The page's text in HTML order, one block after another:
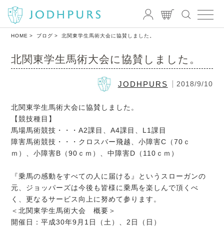
HOME ブログ 北関東学生馬術大会に協賛しました。
北関東学生馬術大会に協賛しました。
JODHPURS 2018/9/10
北関東学生馬術大会に協賛しました。
【競技種目】
馬場馬術競技・・・A2課目、A4課目、L1課目
障害馬術競技・・・クロスバー飛越、小障害C（70ｃ
ｍ）、小障害B（90ｃｍ）、中障害D（110ｃｍ）
『乗馬の感動をすべての人に届ける』というスローガンの
元、ジョッパーズは今後も皆様に乗馬を楽しんで頂くべ
く、更なるサービス向上に努めて参ります。
＜北関東学生馬術大会 概要＞
開催日：平成30年9月1日（土）、2日（日）